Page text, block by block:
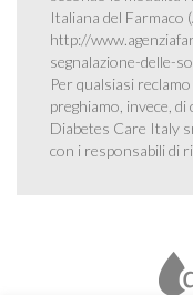
Italiana del Farmaco
http://
segnalazione-delle-
Per qualsiasi
preghiamo, invece,
Diabetes Care Italy
con i responsabili di